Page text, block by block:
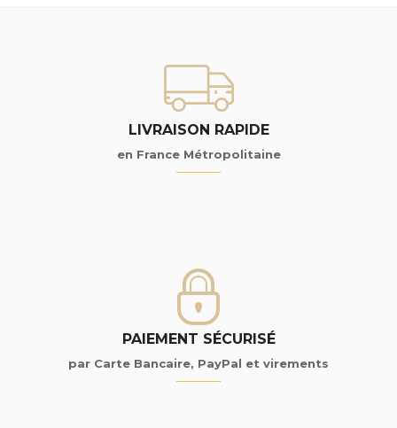
LIVRAISON RAPIDE
en France Métropolitaine
PAIEMENT SÉCURISÉ
par Carte Bancaire, PayPal et virements